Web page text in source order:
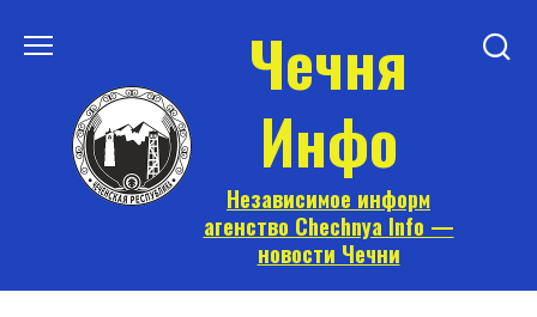
Чечня
Инфо
Независимое информ
агенство Chechnya Info —
новости Чечни